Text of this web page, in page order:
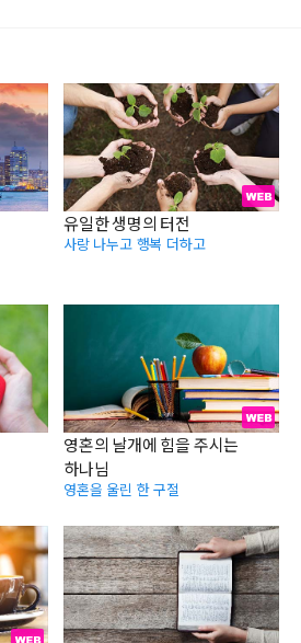
유일한 생명의 터전
사랑 나누고 행복 더하고
영혼의 날개에 힘을 주시는
하나님
영혼을 울린 한 구절